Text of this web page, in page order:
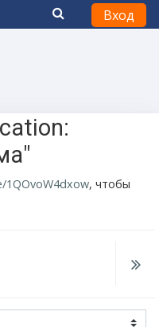
Вход
, чтобы